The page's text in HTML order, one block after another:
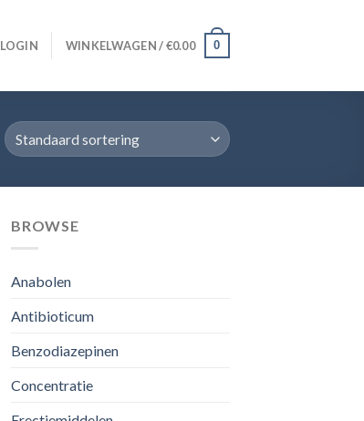
LOGIN WINKELWAGEN /€0.00 0
BROWSE
Anabolen
Antibioticum
Benzodiazepinen
Concentratie